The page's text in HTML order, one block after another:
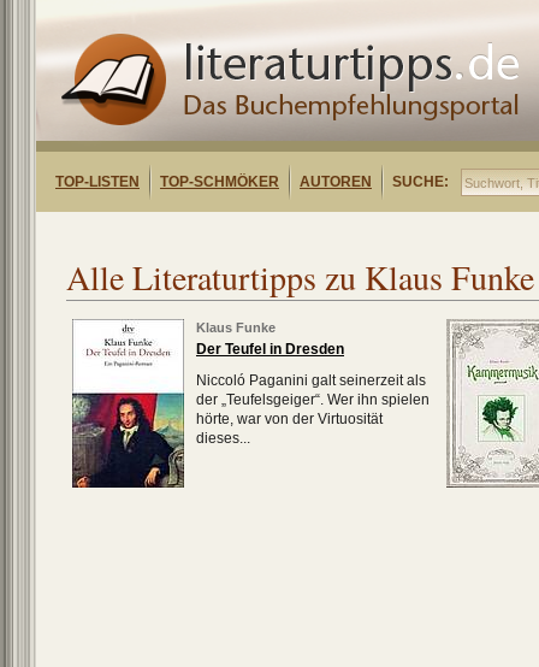
TOP-LISTEN TOP-SCHMÖKER AUTOREN SUCHE:
Alle Literaturtipps zu Klaus Funke
Klaus Funke
Der Teufel in Dresden
Niccoló Paganini galt seinerzeit als
der „Teufelsgeiger“. Wer ihn spielen
hörte, war von der Virtuosität
dieses...